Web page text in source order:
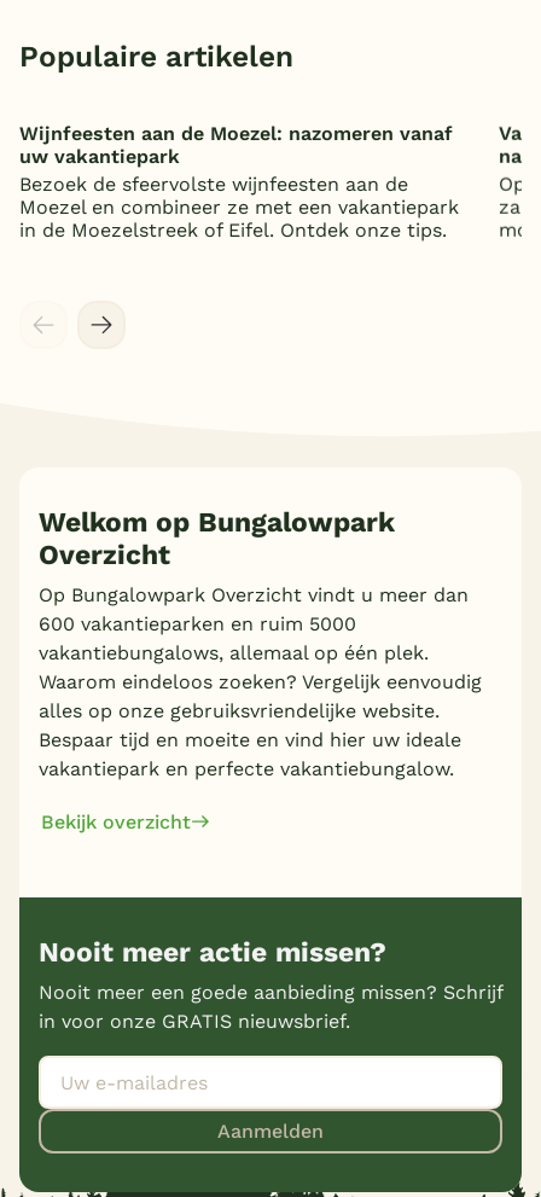
Populaire artikelen
Wijnfeesten aan de Moezel: nazomeren vanaf
uw vakantiepark
Bezoek de sfeervolste wijnfeesten aan de
Moezel en combineer ze met een vakantiepark
in de Moezelstreek of Eifel. Ontdek onze tips.
Op
Welkom op Bungalowpark
Overzicht
Op Bungalowpark Overzicht vindt u meer dan
600 vakantieparken en ruim 5000
vakantiebungalows, allemaal op één plek.
Waarom eindeloos zoeken? Vergelijk eenvoudig
alles op onze gebruiksvriendelijke website.
Bespaar tijd en moeite en vind hier uw ideale
vakantiepark en perfecte vakantiebungalow.
Bekijk overzicht
Nooit meer actie missen?
Nooit meer een goede aanbieding missen? Schrijf
in voor onze GRATIS nieuwsbrief.
Aanmelden